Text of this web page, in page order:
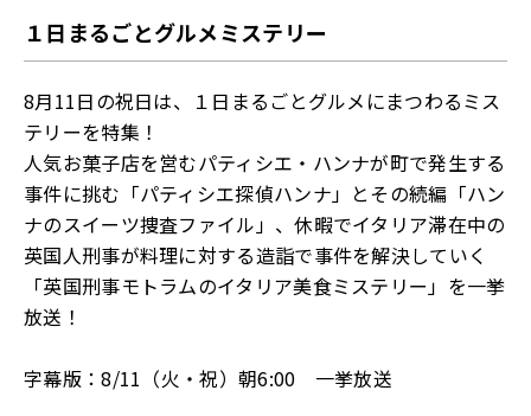
１日まるごとグルメミステリー
8月11日の祝日は、１日まるごとグルメにまつわるミス
テリーを特集！
人気お菓子店を営むパティシエ・ハンナが町で発生する
事件に挑む「パティシエ探偵ハンナ」とその続編「ハン
ナのスイーツ捜査ファイル」、休暇でイタリア滞在中の
英国人刑事が料理に対する造詣で事件を解決していく
「英国刑事モトラムのイタリア美食ミステリー」を一挙
放送！
字幕版：8/11（火・祝）朝6:00 一挙放送